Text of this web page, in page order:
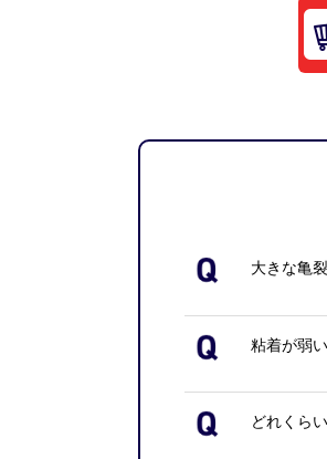
大きな亀
粘着が弱
どれくら